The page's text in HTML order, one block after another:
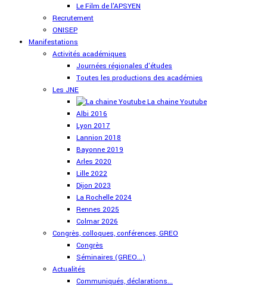
Le Film de l'APSYEN
Recrutement
ONISEP
Manifestations
Activités académiques
Journées régionales d'études
Toutes les productions des académies
Les JNE
La chaine Youtube
Albi 2016
Lyon 2017
Lannion 2018
Bayonne 2019
Arles 2020
Lille 2022
Dijon 2023
La Rochelle 2024
Rennes 2025
Colmar 2026
Congrès, colloques, conférences, GREO
Congrès
Séminaires (GREO...)
Actualités
Communiqués, déclarations...